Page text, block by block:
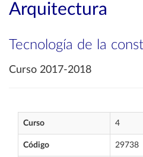
Arquitectura
Tecnología de la
Curso 2017-2018
Curso 4
Código 29738